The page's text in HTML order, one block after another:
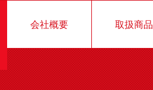
会社概要 取扱商品